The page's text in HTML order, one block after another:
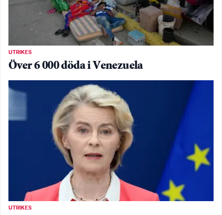
UTRIKES
Över 6 000 döda i Venezuela
UTRIKES